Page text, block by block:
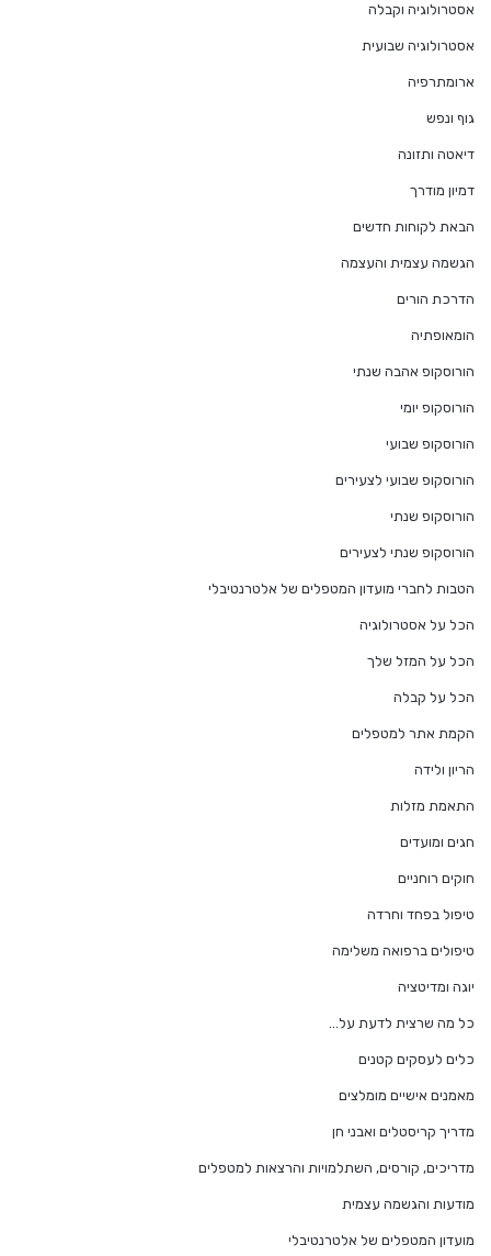
אסטרולוגיה וקבלה
אסטרולוגיה שבועית
ארומתרפיה
גוף ונפש
דיאטה ותזונה
דמיון מודרך
הבאת לקוחות חדשים
הגשמה עצמית והעצמה
הדרכת הורים
הומאופתיה
הורוסקופ אהבה שנתי
הורוסקופ יומי
הורוסקופ שבועי
הורוסקופ שבועי לצעירים
הורוסקופ שנתי
הורוסקופ שנתי לצעירים
הטבות לחברי מועדון המטפלים של אלטרנטיבלי
הכל על אסטרולוגיה
הכל על המזל שלך
הכל על קבלה
הקמת אתר למטפלים
הריון ולידה
התאמת מזלות
חגים ומועדים
חוקים רוחניים
טיפול בפחד וחרדה
טיפולים ברפואה משלימה
יוגה ומדיטציה
כל מה שרצית לדעת על…
כלים לעסקים קטנים
מאמנים אישיים מומלצים
מדריך קריסטלים ואבני חן
מדריכים, קורסים, השתלמויות והרצאות למטפלים
מודעות והגשמה עצמית
מועדון המטפלים של אלטרנטיבלי